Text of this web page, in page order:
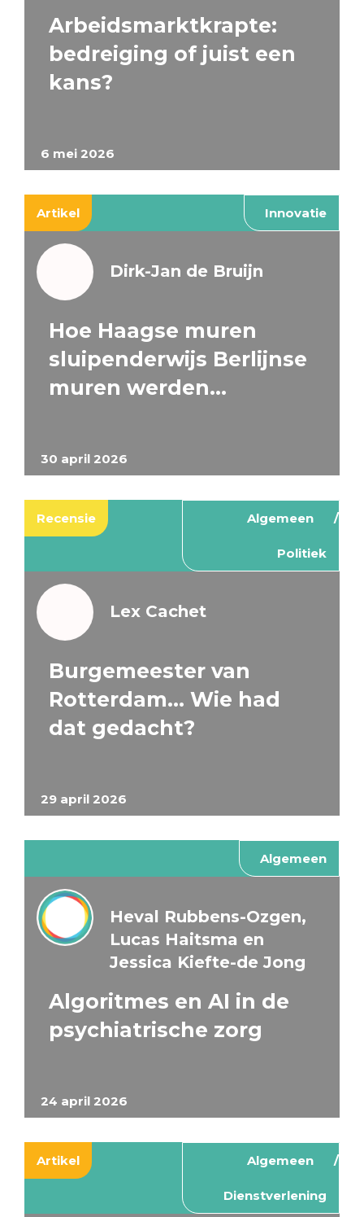
6 mei 2026
Arbeidsmarktkrapte:
bedreiging of juist een
kans?
Artikel Innovatie
30 april 2026
Dirk-Jan de Bruijn
Hoe Haagse muren
sluipenderwijs Berlijnse
muren werden…
Recensie Algemeen
Politiek
29 april 2026
Lex Cachet
Burgemeester van
Rotterdam… Wie had
dat gedacht?
Algemeen
24 april 2026
Heval Rubbens-Ozgen,
Lucas Haitsma en
Jessica Kiefte-de Jong
Algoritmes en AI in de
psychiatrische zorg
Artikel Algemeen
Dienstverlening